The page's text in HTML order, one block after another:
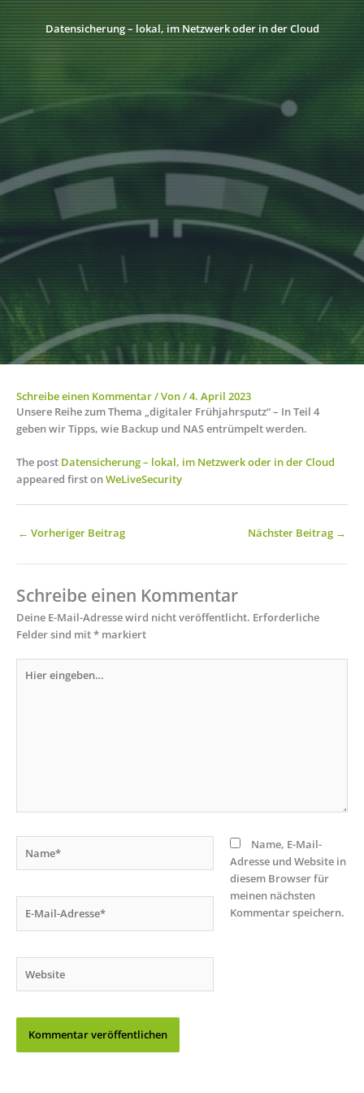
Datensicherung – lokal, im Netzwerk oder in der Cloud
Schreibe einen Kommentar/ Von/4. April 2023
Unsere Reihe zum Thema „digitaler Frühjahrsputz“ – In Teil 4
geben wir Tipps, wie Backup und NAS entrümpelt werden.
The post Datensicherung – lokal, im Netzwerk oder in der Cloud
appeared first onWeLiveSecurity
← Vorheriger Beitrag Nächster Beitrag →
Schreibe einen Kommentar
Deine E-Mail-Adresse wird nicht veröffentlicht. Erforderliche
Felder sind mit* markiert
eingeben…
Mail-
Name, E-Mail-
Adresse und Website in
diesem Browser für
meinen nächsten
Kommentar speichern.